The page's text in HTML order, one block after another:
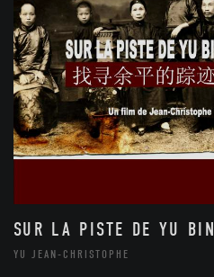
SUR LA PISTE DE YU BIN
YU JEAN-CHRISTOPHE